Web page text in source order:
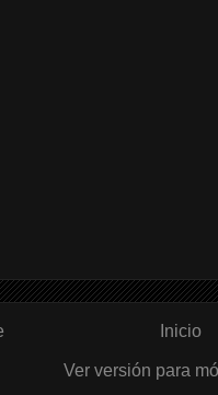
Inicio
Ver versión para